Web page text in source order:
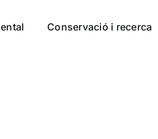
Conservació i recerca